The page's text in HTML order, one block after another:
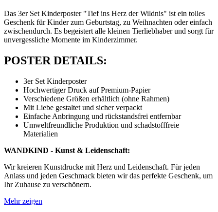
Das 3er Set Kinderposter "Tief ins Herz der Wildnis" ist ein tolles
Geschenk für Kinder zum Geburtstag, zu Weihnachten oder einfach
zwischendurch. Es begeistert alle kleinen Tierliebhaber und sorgt für
unvergessliche Momente im Kinderzimmer.
POSTER DETAILS:
3er Set Kinderposter
Hochwertiger Druck auf Premium-Papier
Verschiedene Größen erhältlich (ohne Rahmen)
Mit Liebe gestaltet und sicher verpackt
Einfache Anbringung und rückstandsfrei entfernbar
Umweltfreundliche Produktion und schadstofffreie
Materialien
WANDKIND - Kunst & Leidenschaft:
Wir kreieren Kunstdrucke mit Herz und Leidenschaft. Für jeden
Anlass und jeden Geschmack bieten wir das perfekte Geschenk, um
Ihr Zuhause zu verschönern.
Mehr zeigen